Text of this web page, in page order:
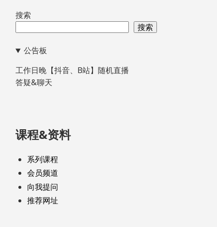
跳
脚
搜索
搜索
公告板
工作日晚【抖音、B站】随机直播
答疑&聊天
课程&资料
系列课程
会员频道
向我提问
推荐网址